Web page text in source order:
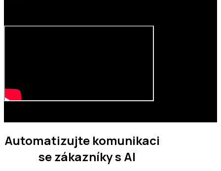
Automatizujte komunikaci
se zákazníky s AI